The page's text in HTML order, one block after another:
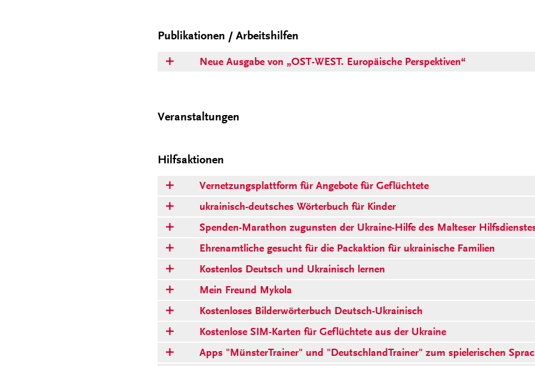
Publikationen / Arbeitshilfen
Neue Ausgabe von „OST-WEST. Europäische Perspektiven“
Veranstaltungen
Hilfsaktionen
Vernetzungsplattform für Angebote für Geflüchtete
ukrainisch-deutsches Wörterbuch für Kinder
Spenden-Marathon zugunsten der Ukraine-Hilfe des Malteser
Ehrenamtliche gesucht für die Packaktion für ukrainische Familien
Kostenlos Deutsch und Ukrainisch lernen
Mein Freund Mykola
Kostenloses Bilderwörterbuch Deutsch-Ukrainisch
Kostenlose SIM-Karten für Geflüchtete aus der Ukraine
Apps "MünsterTrainer" und "DeutschlandTrainer" zum spielerischen